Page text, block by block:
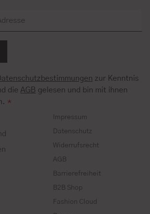
zur Kenntnis
die AGB gelesen und bin mit ihnen
*
Impressum
Datenschutz
Widerrufsrecht
AGB
Barrierefreiheit
B2B Shop
Fashion Cloud